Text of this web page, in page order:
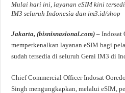
Mulai hari ini, layanan eSIM kini
IM3 seluruh Indonesia dan im3.id/shop
Jakarta, (bisnisnasional.com) – Indosat
memperkenalkan layanan eSIM bagi
sudah tersedia di seluruh Gerai IM3 di
Chief Commercial Officer Indosat
Singh mengungkapkan, melalui eSIM,